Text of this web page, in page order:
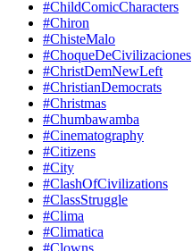
#ChildComicCharacters
#Chiron
#ChisteMalo
#ChoqueDeCivilizaciones
#ChristDemNewLeft
#ChristianDemocrats
#Christmas
#Chumbawamba
#Cinematography
#Citizens
#City
#ClashOfCivilizations
#ClassStruggle
#Clima
#Climatica